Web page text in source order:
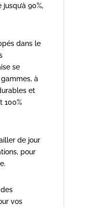
90%,
dans le
se
à
et
100%
de jour
pour
vos